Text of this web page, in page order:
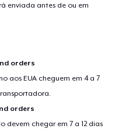
enviada antes de ou em
orders
aos EUA cheguem em 4 a 7
orders
devem chegar em 7 a 12 dias